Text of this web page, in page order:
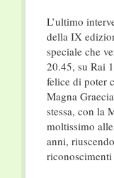
L’ultimo
della IX
speciale che
20.45, su Rai
felice di poter
Magna
stessa, con la
moltissimo
anni,